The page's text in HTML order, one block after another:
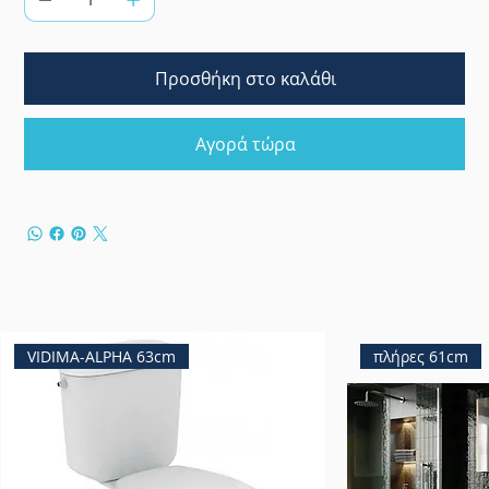
Προσθήκη στο καλάθι
Αγορά τώρα
VIDIMA-ALPHA 63cm πλήρες 61cm